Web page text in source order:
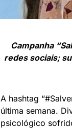
Campanha
redes sociais;
A hashtag
última semana.
psicológico